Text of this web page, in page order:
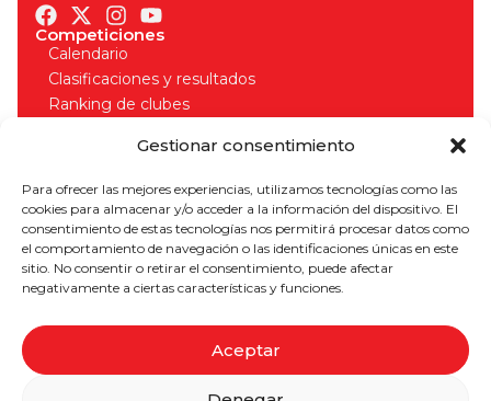
Gestionar consentimiento
Para ofrecer las mejores experiencias, utilizamos tecnologías como las
cookies para almacenar y/o acceder a la información del dispositivo. El
consentimiento de estas tecnologías nos permitirá procesar datos como
el comportamiento de navegación o las identificaciones únicas en este
sitio. No consentir o retirar el consentimiento, puede afectar
negativamente a ciertas características y funciones.
Aceptar
Competiciones
Calendario
Clasificaciones y resultados
Ranking de clubes
Normativa competiciones
Solicitud de licencia
Seguros deportivos
Normativa licencias
¡Apúntate a nuestro boletín para estar al día!
SUSCRIBIRME